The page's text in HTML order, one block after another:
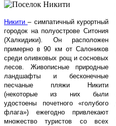
Никити – симпатичный курортный
городок на полуострове Ситония
(Халкидики). Он расположен
примерно в 90 км от Салоников
среди оливковых рощ и сосновых
лесов. Живописные природные
ландшафты и бесконечные
песчаные пляжи Никити
(некоторые из них были
удостоены почетного «голубого
флага») ежегодно привлекают
множество туристов со всех